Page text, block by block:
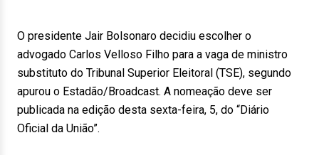
O presidente Jair Bolsonaro decidiu escolher o
advogado Carlos Velloso Filho para a vaga de ministro
substituto do Tribunal Superior Eleitoral (TSE), segundo
apurou o Estadão/Broadcast. A nomeação deve ser
publicada na edição desta sexta-feira, 5, do “Diário
Oficial da União”.